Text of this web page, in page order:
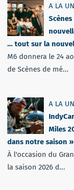
A LA
… tout sur la
M6 donnera le 24
de Scènes de mé...
A LA
Miles
dans notre saison »
À l'occasion du
la saison 2026 d...